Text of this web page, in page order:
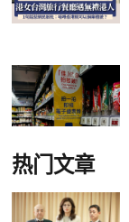
热门文章